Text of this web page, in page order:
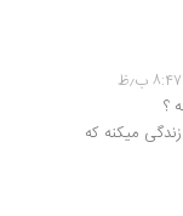
؟
میکنه که